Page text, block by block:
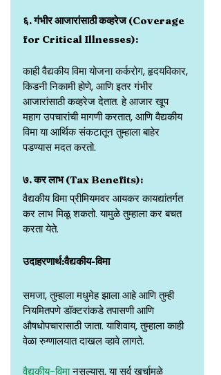
६. गंभीर आजारांसाठी कव्हरेज (Coverage
for Critical Illnesses):
काही वैद्यकीय विमा योजना कर्करोग, हृदयविकार,
किडनी निकामी होणे, आणि इतर गंभीर
आजारांसाठी कव्हरेज देतात. हे आजार खूप
महाग उपचारांची मागणी करतात, आणि वैद्यकीय
विमा या आर्थिक संकटातून तुम्हाला बाहेर
पडण्यास मदत करतो.
७. कर लाभ (Tax Benefits):
वैद्यकीय विमा प्रीमियमवर आयकर कायद्यांतर्गत
कर लाभ मिळू शकतो. यामुळे तुम्हाला कर बचत
करता येते.
उदाहरणार्थ:वैद्यकीय-विमा
समजा, तुम्हाला मधुमेह झाला आहे आणि तुम्ही
नियमितपणे डॉक्टरांकडे तपासणी आणि
औषधोपचारासाठी जाता. याशिवाय, तुम्हाला काही
वेळा रुग्णालयात दाखल व्हावे लागते.
वैद्यकीय-विमा नसल्यास, या सर्व खर्चामुळे